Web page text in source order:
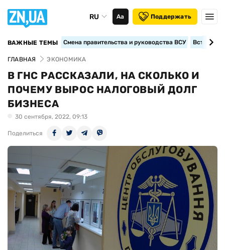
RU Аа Поддержать
ВАЖНЫЕ ТЕМЫ Смена правительства и руководства ВСУ
ГЛАВНАЯ ЭКОНОМИКА
В ГНС РАССКАЗАЛИ, НА СКОЛЬКО И
ПОЧЕМУ ВЫРОС НАЛОГОВЫЙ ДОЛГ
БИЗНЕСА
30 сентября, 2022, 09:13
Поделиться